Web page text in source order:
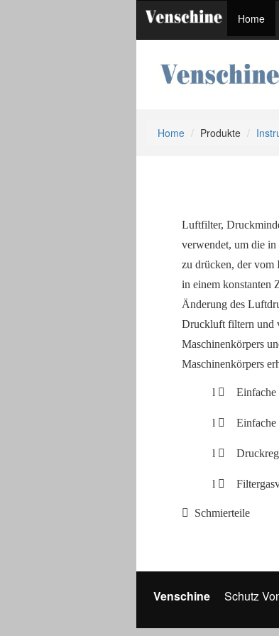
Home
Home Produkte
Luftfilter,
verwendet, um die
zu drücken, der
in einem konstanten
Änderung des
Druckluft filtern und
Maschinenkörpers
Maschinenkörpers
l  Einfache
l  Einfache
l 
l 
 Schmierteile
Venschine Schutz